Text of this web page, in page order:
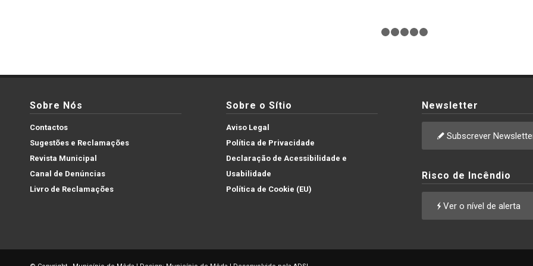
Sobre Nós
Contactos
Sugestões e Reclamações
Revista Municipal
Canal de Denúncias
Livro de Reclamações
Sobre o Sítio
Aviso Legal
Política de Privacidade
Declaração de Acessibilidade e
Usabilidade
Política de Cookie (EU)
Newsletter
Subscrever
Risco de Incêndio
Ver o nível de alerta